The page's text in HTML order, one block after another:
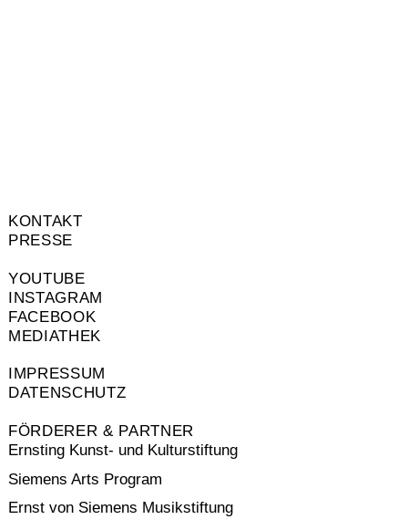
KONTAKT
PRESSE
YOUTUBE
INSTAGRAM
FACEBOOK
MEDIATHEK
IMPRESSUM
DATENSCHUTZ
FÖRDERER & PARTNER
Ernsting Kunst- und Kulturstiftung
Siemens Arts Program
Ernst von Siemens Musikstiftung